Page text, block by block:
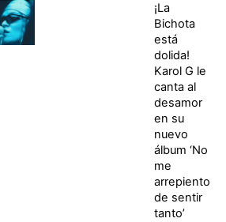
¡La
Bichota
está
dolida!
Karol G le
canta al
desamor
en su
nuevo
álbum ‘No
me
arrepiento
de sentir
tanto’